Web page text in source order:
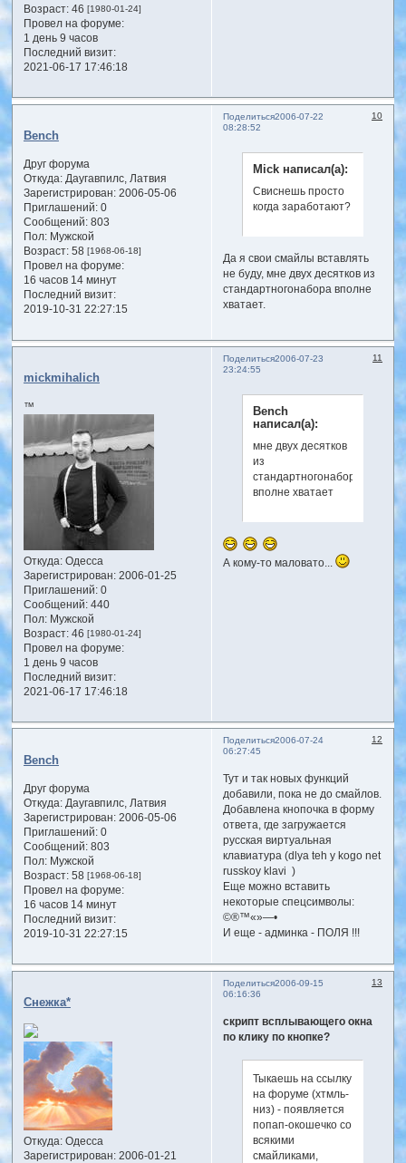
Возраст:46 [1980-01-24]
Провел на форуме:
1 день 9 часов
Последний визит:
2021-06-17 17:46:18
Поделиться 10
2006-07-22
08:28:52
Bench
Друг форума
Откуда:Даугавпилс, Латвия
Зарегистрирован: 2006-05-06
Приглашений:0
Сообщений:803
Пол:Мужской
Возраст:58 [1968-06-18]
Провел на форуме:
16 часов 14 минут
Последний визит:
2019-10-31 22:27:15
Mick написал(а):
Свиснешь просто
когда заработают?
Да я свои смайлы вставлять
не буду, мне двух десятков из
стандартногонабора вполне
хватает.
Поделиться 11
2006-07-23
23:24:55
mickmihalich
™
Откуда:Одесса
Зарегистрирован: 2006-01-25
Приглашений:0
Сообщений:440
Пол:Мужской
Возраст:46 [1980-01-24]
Провел на форуме:
1 день 9 часов
Последний визит:
2021-06-17 17:46:18
Bench
написал(а):
мне двух десятков
из
стандартногонабора
вполне хватает
А кому-то маловато...
Поделиться 12
2006-07-24
06:27:45
Bench
Друг форума
Откуда:Даугавпилс, Латвия
Зарегистрирован: 2006-05-06
Приглашений:0
Сообщений:803
Пол:Мужской
Возраст:58 [1968-06-18]
Провел на форуме:
16 часов 14 минут
Последний визит:
2019-10-31 22:27:15
Тут и так новых функций
добавили, пока не до смайлов.
Добавлена кнопочка в форму
ответа, где загружается
русская виртуальная
клавиатура (dlya teh y kogo net
russkoy klavi )
Еще можно вставить
некоторые спецсимволы:
©®™«»—•
И еще - админка - ПОЛЯ !!!
Поделиться 13
2006-09-15
06:16:36
Снежка*
Откуда:Одесса
Зарегистрирован: 2006-01-21
скрипт всплывающего окна
по клику по кнопке?
Тыкаешь на ссылку
на форуме (хтмль-
низ) - появляется
попап-окошечко со
всякими
смайликами,